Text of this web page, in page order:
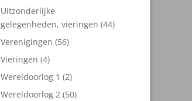
producten
Uitzonderlijke
gelegenheden, vieringen 4444
Verenigingen 5656
Vieringen 44
producten
Wereldoorlog 1 22
producten
Wereldoorlog 2 5050